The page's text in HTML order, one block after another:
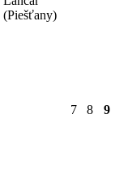
(Piešťany)
7 8 9